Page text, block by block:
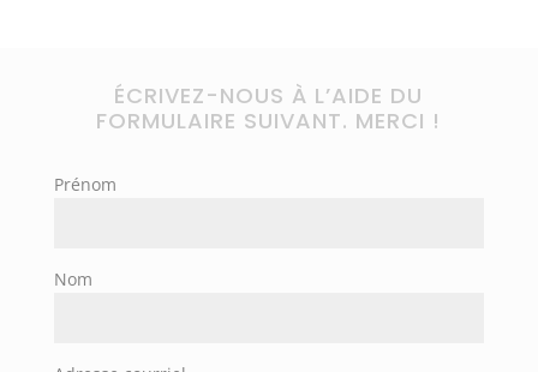
ÉCRIVEZ-NOUS À L’AIDE DU
FORMULAIRE SUIVANT. MERCI !
Prénom
Nom